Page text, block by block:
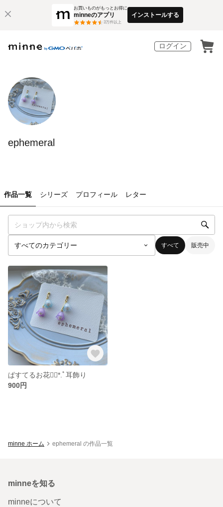
お買いものがもっとお得に
minneのアプリ
3万件以上
インストールする
ログイン
ephemeral
作品一覧 シリーズ プロフィール レター
すべて 販売中
ぱすてるお花❁⃘*.ﾟ耳飾り
900円
minne ホーム ephemeral の作品一覧
minneを知る
minneについて